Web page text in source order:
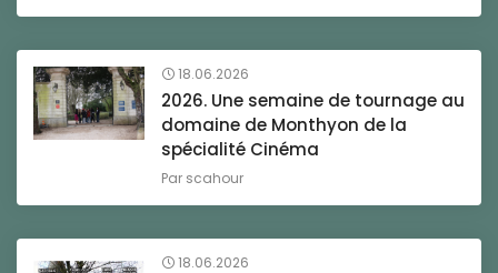
18.06.2026
2026. Une semaine de tournage au
domaine de Monthyon de la
spécialité Cinéma
Par scahour
18.06.2026